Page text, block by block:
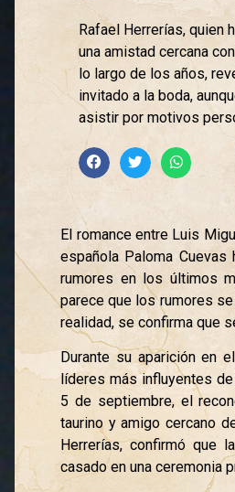
Rafael Herrerías, quien
una amistad cercana
lo largo de los años,
invitado a la boda,
asistir por motivos
El romance entre Luis
española Paloma
rumores en los últimos
parece que los rumores
realidad, se confirma que
Durante su aparición en
líderes más influyentes de
5 de septiembre, el
taurino y amigo cercano
Herrerías, confirmó que
casado en una ceremonia